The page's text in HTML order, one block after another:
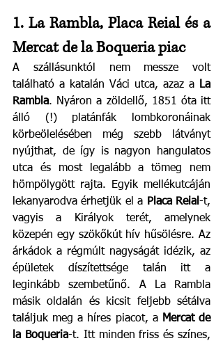
1. La Rambla, Placa Reial és a
Mercat de la Boqueria piac
A szállásunktól nem messze volt
található a katalán Váci utca, azaz a La
Rambla. Nyáron a zöldellő, 1851 óta itt
álló (!) platánfák lombkoronáinak
körbeölelésében még szebb látványt
nyújthat, de így is nagyon hangulatos
utca és most legalább a tömeg nem
hömpölygött rajta. Egyik mellékutcáján
lekanyarodva érhetjük el a Placa Reial-t,
vagyis a Királyok terét, amelynek
közepén egy szökőkút hív hűsölésre. Az
árkádok a régmúlt nagyságát idézik, az
épületek díszítettsége talán itt a
leginkább szembetűnő. A La Rambla
másik oldalán és kicsit feljebb sétálva
találjuk meg a híres piacot, a Mercat de
la Boqueria-t. Itt minden friss és színes,